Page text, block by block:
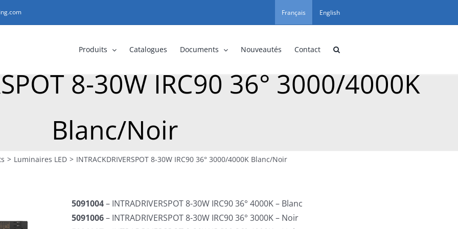
Français English
Produits Catalogues Documents Nouveautés Contact
8-30W IRC90 36° 3000/4000K
Blanc/Noir
> Luminaires LED > INTRACKDRIVERSPOT 8-30W IRC90 36° 3000/4000K Blanc/Noir
5091004– INTRADRIVERSPOT 8-30W IRC90 36° 4000K – Blanc
5091006– INTRADRIVERSPOT 8-30W IRC90 36° 3000K – Noir